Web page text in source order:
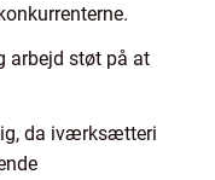
arbejd støt på at
da iværksætteri